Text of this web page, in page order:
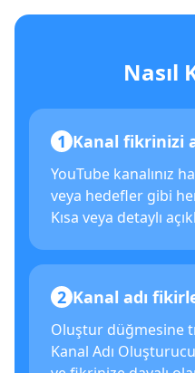
Nasıl
1 Kanal fikrinizi
YouTube kanalınız
veya hedefler gibi
Kısa veya detaylı
2 Kanal adı
Oluştur düğmesine
Kanal Adı